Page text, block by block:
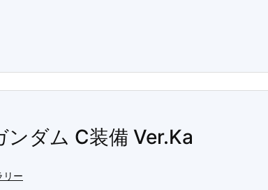
ダム C装備 Ver.Ka
リー